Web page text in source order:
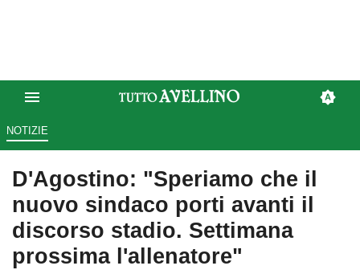
NOTIZIE
D'Agostino: "Speriamo che il
nuovo sindaco porti avanti il
discorso stadio. Settimana
prossima l'allenatore"